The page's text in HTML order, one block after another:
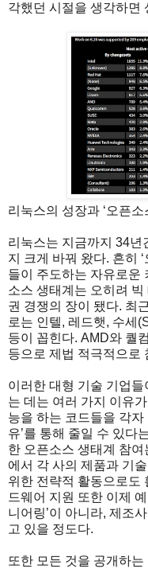
각했던 시절을 생각하면
리눅스의 성장과 ‘오픈소
리눅스는 지금까지 34년
지 크게 바꿔 왔다. 흔히
들이 주도하는 자유로운
소스 생태계는 오히려
권 경쟁의 장이 됐다. 최
로는 인텔, 레드햇, 수세
등이 꼽힌다. AMD와 퀄
등으로 제법 적극적으로
이러한 대형 기술 기업들
는 데는 여러 가지 이유
능을 하는 코드들을 각자
유’를 통해 줄일 수 있다
한 오픈소스 생태계 참
에서 각 사의 제품과 기
위한 전략적 활동으로도
드웨어 지원 또한 이제
니어링’이 아니라, 제조
고 있을 정도다.
또한 모든 것을 공개하는